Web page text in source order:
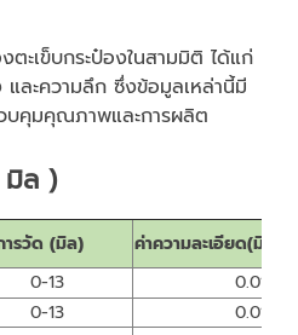
ตะเข็บกระป๋องในสามมิติ ได้แก่
ละความลึก ซึ่งข้อมูลเหล่านี้มี
บคุมคุณภาพและการผลิต
มิล )
รวัด (มิล)
ค่าความละเอียด(มิล)
0-13
0.01
0-13
0.01